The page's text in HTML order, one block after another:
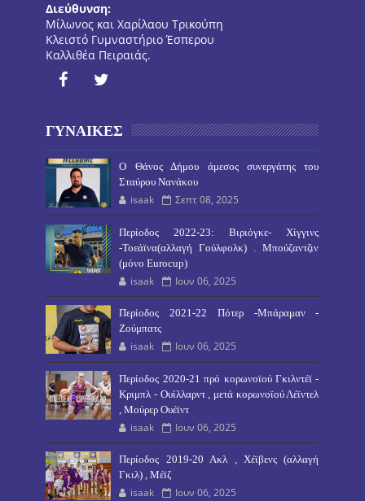
Διεύθυνση:
Μίλωνος και Χαρίλαου Τρικούπη
Κλειστό Γυμναστήριο Έσπερου
Καλλιθέα Πειραιάς.
ΓΥΝΑΙΚΕΣ
O Θάνος Δήμου άμεσος συνεργάτης του
Σταύρου Νανάκου
isaak Σεπτ 08, 2025
Περίοδος 2022-23: Βιριόγκε- Χίγγινς
-Τοεάϊνα(αλλαγή Γούλφολκ) . Μπούζαντζιν
(μόνο Eurocup)
isaak Ιουν 06, 2025
Περίοδος 2021-22 Πότερ -Μπάραμαν -
Ζούμπατς
isaak Ιουν 06, 2025
Περίοδος 2020-21 πρό κορωνοϊού Γκιλντέϊ -
Κριμπλ - Ουίλλαρντ , μετά κορωνοϊού Λέϊντελ
, Μούρερ Ουέϊντ
isaak Ιουν 06, 2025
Περίοδος 2019-20 Ακλ , Χέϊβενς (αλλαγή
Γκιλ) , Μέϊζ
isaak Ιουν 06, 2025